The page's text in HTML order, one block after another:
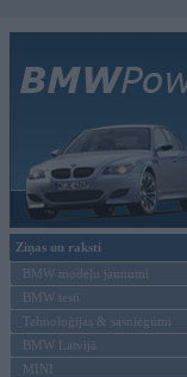
Ziņas un raksti
BMW modeļu jaunumi
BMW testi
Tehnoloģijas & sasniegumi
BMW Latvijā
MINI